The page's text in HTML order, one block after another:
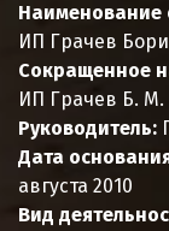
Наименование
ИП Грачев
Сокращенное
ИП Грачев Б. М.
Руководитель:
Дата
августа 2010
Вид